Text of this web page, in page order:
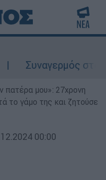
Συναγερμός στον
πατέρα μου»: 27χρονη
το γάμο της και ζητούσε
00:00